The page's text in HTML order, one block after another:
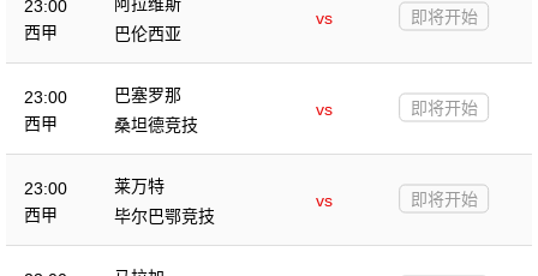
23:00
西甲
vs
巴伦西亚
即将开始
23:00
西甲
巴塞罗那
vs
桑坦德竞技
即将开始
23:00
西甲
莱万特
vs
毕尔巴鄂竞技
即将开始